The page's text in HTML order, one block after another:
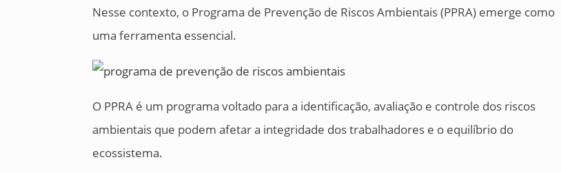
Nesse contexto, o Programa de Prevenção de Riscos Ambientais (PPRA) emerge como
uma ferramenta essencial.
O PPRA é um programa voltado para a identificação, avaliação e controle dos riscos
ambientais que podem afetar a integridade dos trabalhadores e o equilíbrio do
ecossistema.